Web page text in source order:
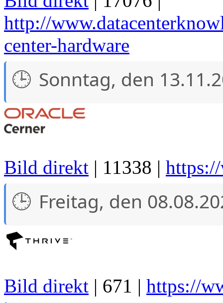
http://
center-hardware
Sonntag, den
Bild direkt | 11338 |
Freitag, den
Bild direkt | 671 | https://